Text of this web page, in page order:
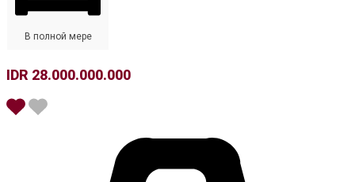
В полной мере
IDR 28.000.000.000